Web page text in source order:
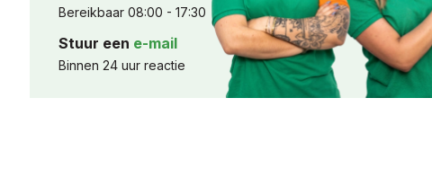
Bereikbaar 08:00 - 17:30
Stuur een e-mail
Binnen 24 uur reactie